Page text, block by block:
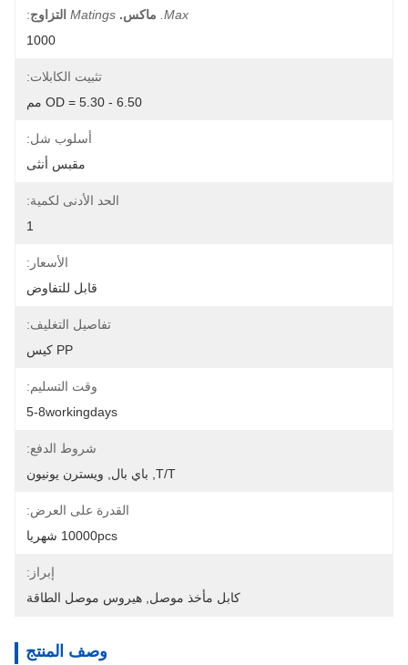
Max. ماكس. Matings التزاوج:
1000
تثبيت الكابلات:
OD = 5.30 - 6.50 مم
أسلوب شل:
مقبس أنثى
الحد الأدنى لكمية:
1
الأسعار:
قابل للتفاوض
تفاصيل التغليف:
PP كيس
وقت التسليم:
5-8workingdays
شروط الدفع:
T/T, باي بال, ويسترن يونيون
القدرة على العرض:
10000pcs شهريا
إبراز:
كابل مأخذ موصل هيروس موصل الطاقة
وصف المنتج